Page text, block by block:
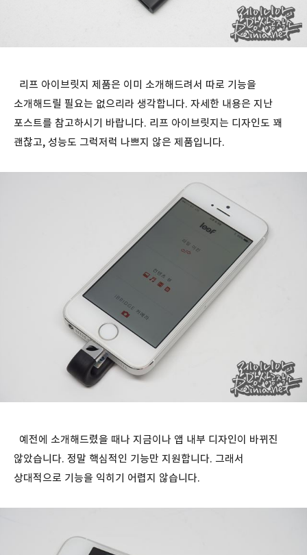
리프 아이브릿지 제품은 이미 소개해드려서 따로 기능을
소개해드릴 필요는 없으리라 생각합니다. 자세한 내용은 지난
포스트를 참고하시기 바랍니다. 리프 아이브릿지는 디자인도 꽤
괜찮고, 성능도 그럭저럭 나쁘지 않은 제품입니다.
예전에 소개해드렸을 때나 지금이나 앱 내부 디자인이 바뀌진
않았습니다. 정말 핵심적인 기능만 지원합니다. 그래서
상대적으로 기능을 익히기 어렵지 않습니다.